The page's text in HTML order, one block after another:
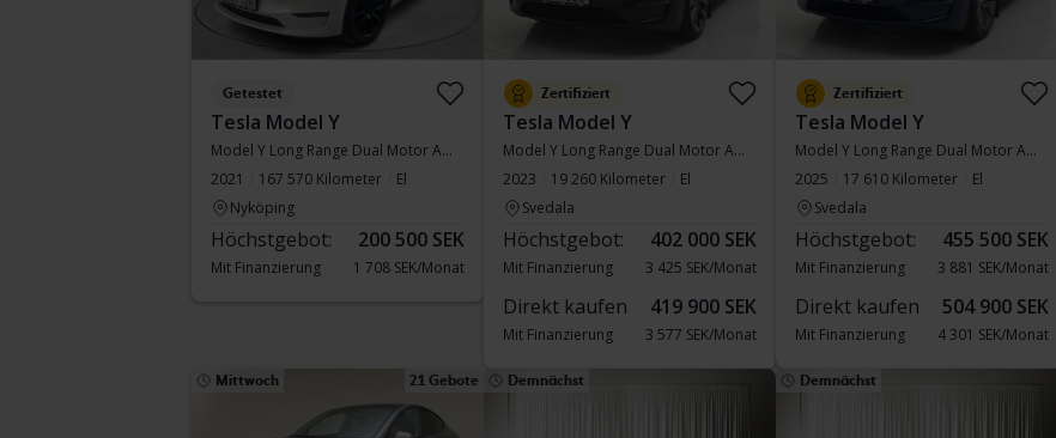
Getestet
Tesla Model Y
Model Y Long Range Dual Motor AWD
2021
167 570 Kilometer
El
Nyköping
Höchstgebot: 200 500 SEK
Mit Finanzierung 1 708 SEK/Monat
Zertifiziert
Tesla Model Y
Model Y Long Range Dual Motor AWD
2023
19 260 Kilometer
El
Svedala
Höchstgebot: 402 000 SEK
Mit Finanzierung 3 425 SEK/Monat
Direkt kaufen 419 900 SEK
Mit Finanzierung 3 577 SEK/Monat
Zertifiziert
Tesla Model Y
Model Y Long Range Dual Motor AWD
2025
17 610 Kilometer
El
Svedala
Höchstgebot: 455 500 SEK
Mit Finanzierung 3 881 SEK/Monat
Direkt kaufen 504 900 SEK
Mit Finanzierung 4 301 SEK/Monat
Mittwoch 21 Gebote Demnächst Demnächst